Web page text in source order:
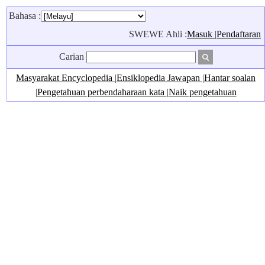
Bahasa :
SWEWE Ahli :Masuk |Pendaftaran
Carian
Masyarakat Encyclopedia |Ensiklopedia Jawapan |Hantar soalan
|Pengetahuan perbendaharaan kata |Naik pengetahuan